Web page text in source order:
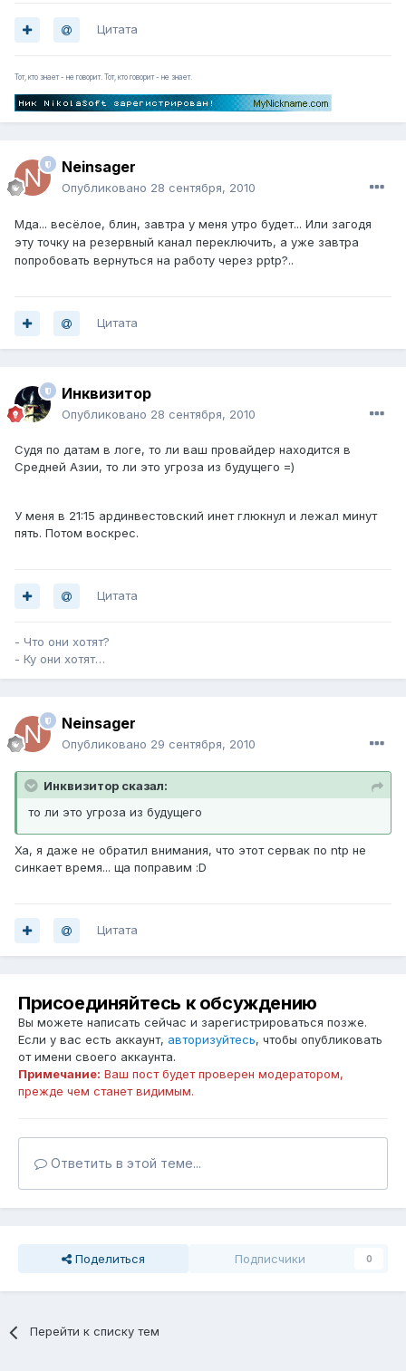
Цитата
Тот, кто знает - не говорит. Тот, кто говорит - не знает.
Neinsager
Опубликовано 28 сентября, 2010
Мда... весёлое, блин, завтра у меня утро будет... Или загодя
эту точку на резервный канал переключить, а уже завтра
попробовать вернуться на работу через pptp?..
Цитата
Инквизитор
Опубликовано 28 сентября, 2010
Судя по датам в логе, то ли ваш провайдер находится в
Средней Азии, то ли это угроза из будущего =)
У меня в 21:15 ардинвестовский инет глюкнул и лежал минут
пять. Потом воскрес.
Цитата
- Что они хотят?
- Ку они хотят…
Neinsager
Опубликовано 29 сентября, 2010
Инквизитор сказал:
то ли это угроза из будущего
Ха, я даже не обратил внимания, что этот сервак по ntp не
синкает время... ща поправим :D
Цитата
Присоединяйтесь к обсуждению
Вы можете написать сейчас и зарегистрироваться позже.
Если у вас есть аккаунт, авторизуйтесь, чтобы опубликовать
от имени своего аккаунта.
Примечание: Ваш пост будет проверен модератором,
прежде чем станет видимым.
Ответить в этой теме...
Поделиться Подписчики 0
Перейти к списку тем